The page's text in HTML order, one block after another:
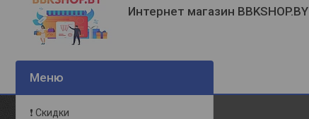
Интернет магазин BBKSHOP.BY
❗ Скидки